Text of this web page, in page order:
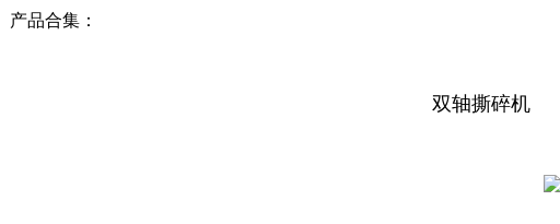
产品合集：
双轴撕碎机